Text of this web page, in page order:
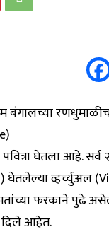
बंगालच्या
घेतला आहे.
व्हर्च्युअल
फरकाने पुढे
दिले आहेत.